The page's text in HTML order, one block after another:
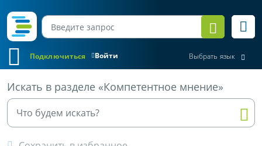
Войти
Подключиться Выбрать язык
Искать в разделе «Компетентное мнение»
Все материалы